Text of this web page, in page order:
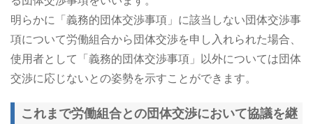
明らかに「義務的団体交渉事項」に該当しない団体交渉事
項について労働組合から団体交渉を申し入れられた場合、
使用者として「義務的団体交渉事項」以外については団体
交渉に応じないとの姿勢を示すことができます。
これまで労働組合との団体交渉において協議を継